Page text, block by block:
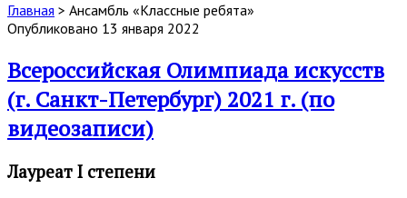
Главная > Ансамбль «Классные ребята»
Метка:
<span>Ансамбль
«Классные
ребята»</span>
Опубликовано 13 января 2022
Всероссийская Олимпиада искусств
(г. Санкт-Петербург) 2021 г. (по
видеозаписи)
Лауреат I степени